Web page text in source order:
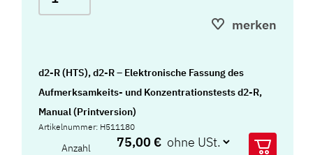
merken
d2-R (HTS), d2-R – Elektronische Fassung des
Aufmerksamkeits- und Konzentrationstests d2-R,
Manual (Printversion)
Artikelnummer: H511180
Anzahl 75,00 €